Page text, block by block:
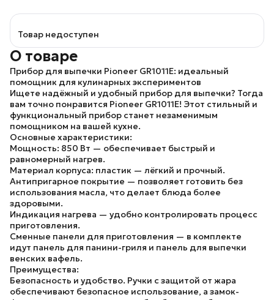
Товар недоступен
О товаре
Прибор для выпечки Pioneer GR1011E: идеальный
помощник для кулинарных экспериментов
Ищете надёжный и удобный прибор для выпечки? Тогда
вам точно понравится Pioneer GR1011E! Этот стильный и
функциональный прибор станет незаменимым
помощником на вашей кухне.
Основные характеристики:
Мощность: 850 Вт — обеспечивает быстрый и
равномерный нагрев.
Материал корпуса: пластик — лёгкий и прочный.
Антипригарное покрытие — позволяет готовить без
использования масла, что делает блюда более
здоровыми.
Индикация нагрева — удобно контролировать процесс
приготовления.
Сменные панели для приготовления — в комплекте
идут панель для панини-гриля и панель для выпечки
венских вафель.
Преимущества:
Безопасность и удобство. Ручки с защитой от жара
обеспечивают безопасное использование, а замок-